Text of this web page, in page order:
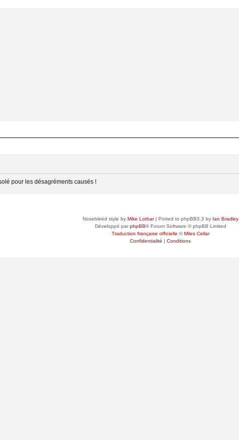
pour les désagréments causés !
Nosebleed style by Mike Lothar| Ported to phpBB3.3 by Ian Bradley
Développé parphpBB® Forum Software © phpBB Limited
Traduction française officielle ©Miles Cellar
Confidentialité | Conditions